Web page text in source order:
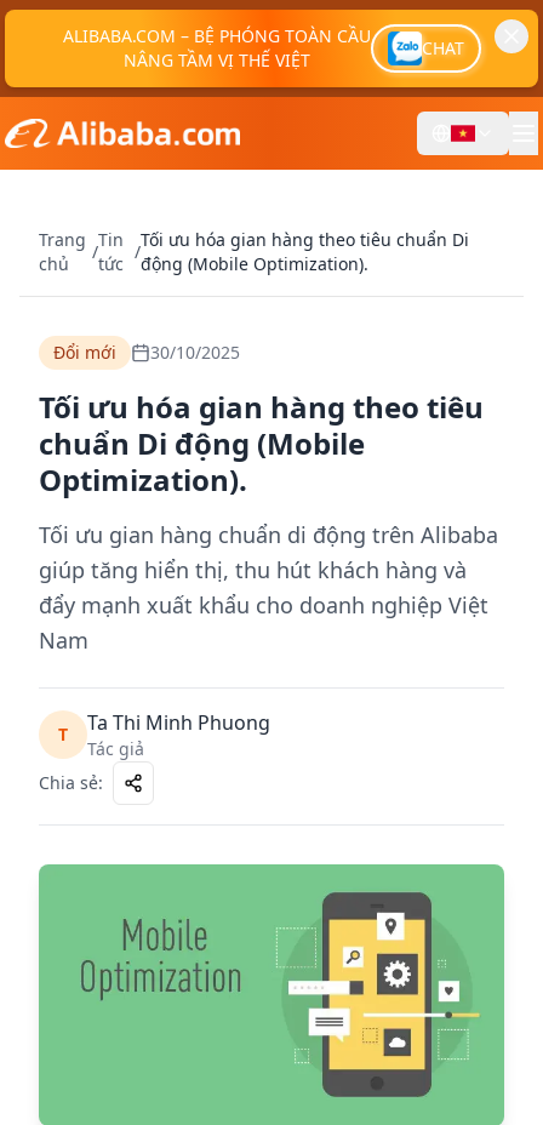
ALIBABA.COM – BỆ PHÓNG TOÀN CẦU
NÂNG TẦM VỊ THẾ VIỆT
CHAT
Trang
chủ
/
Tin
tức
/
Tối ưu hóa gian hàng theo tiêu chuẩn Di
động (Mobile Optimization).
Đổi mới 30/10/2025
Tối ưu hóa gian hàng theo tiêu
chuẩn Di động (Mobile
Optimization).
Tối ưu gian hàng chuẩn di động trên Alibaba
giúp tăng hiển thị, thu hút khách hàng và
đẩy mạnh xuất khẩu cho doanh nghiệp Việt
Nam
T Ta Thi Minh Phuong
Tác giả
Chia sẻ: